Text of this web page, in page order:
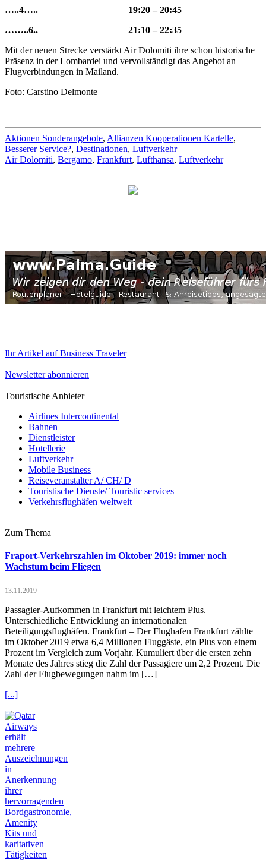
…..4….. 19:20 – 20:45
……..6.. 21:10 – 22:35
Mit der neuen Strecke verstärkt Air Dolomiti ihre schon historische
Präsenz in der Lombardei und vervollständigt das Angebot an
Flugverbindungen in Mailand.
Foto: Carstino Delmonte
Aktionen Sonderangebote, Allianzen Kooperationen Kartelle,
Besserer Service?, Destinationen, Luftverkehr
Air Dolomiti, Bergamo, Frankfurt, Lufthansa, Luftverkehr
Ihr Artikel auf Business Traveler
Newsletter abonnieren
Touristische Anbieter
Airlines Intercontinental
Bahnen
Dienstleister
Hotellerie
Luftverkehr
Mobile Business
Reiseveranstalter A/ CH/ D
Touristische Dienste/ Touristic services
Verkehrsflughäfen weltweit
Zum Thema
Fraport-Verkehrszahlen im Oktober 2019: immer noch
Wachstum beim Fliegen
13.11.2019
Passagier-Aufkommen in Frankfurt mit leichtem Plus.
Unterschiedliche Entwicklung an internationalen
Beteiligungsflughäfen. Frankfurt – Der Flughafen Frankfurt zählte
im Oktober 2019 etwa 6,4 Millionen Fluggäste, ein Plus von einem
Prozent im Vergleich zum Vorjahr. Kumuliert über die ersten zehn
Monate des Jahres stieg die Zahl der Passagiere um 2,2 Prozent. Die
Zahl der Flugbewegungen nahm im […]
[...]